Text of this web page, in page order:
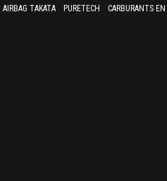
AIRBAG TAKATA
PURETECH CARBURANTS